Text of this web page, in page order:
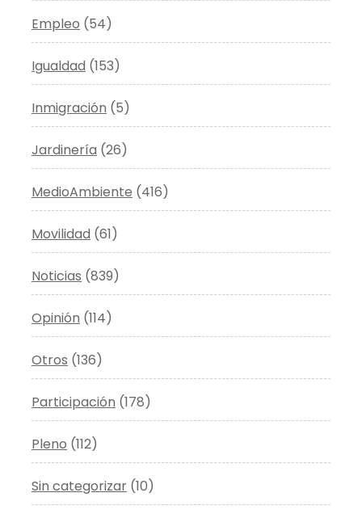
Empleo (54)
Igualdad (153)
Inmigración (5)
Jardinería (26)
MedioAmbiente (416)
Movilidad (61)
Noticias (839)
Opinión (114)
Otros (136)
Participación (178)
Pleno (112)
Sin categorizar (10)